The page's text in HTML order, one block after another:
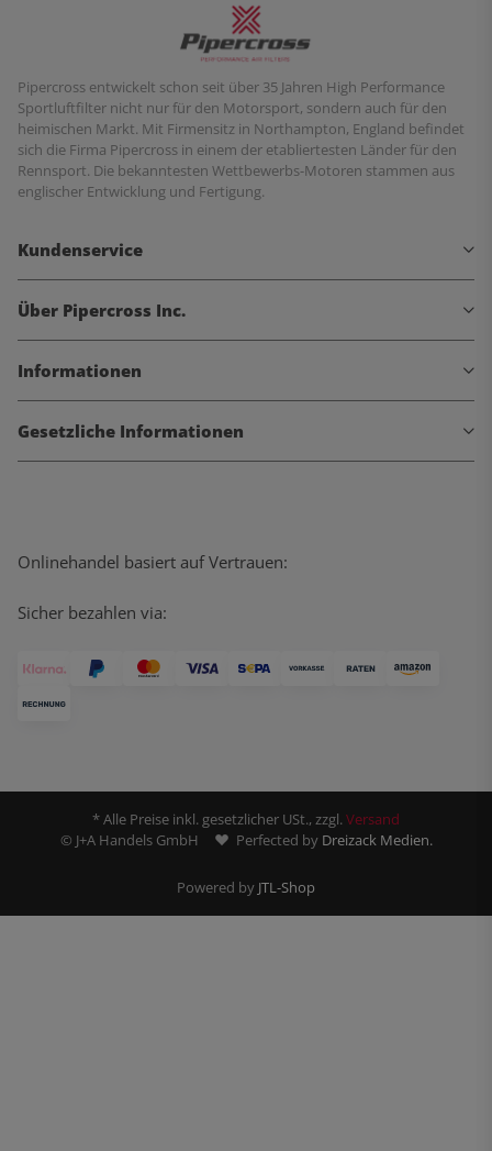
Pipercross entwickelt schon seit über 35 Jahren High Performance
Sportluftfilter nicht nur für den Motorsport, sondern auch für den
heimischen Markt. Mit Firmensitz in Northampton, England befindet
sich die Firma Pipercross in einem der etabliertesten Länder für den
Rennsport. Die bekanntesten Wettbewerbs-Motoren stammen aus
englischer Entwicklung und Fertigung.
Kundenservice
Über Pipercross Inc.
Informationen
Gesetzliche Informationen
Onlinehandel basiert auf Vertrauen:
Sicher bezahlen via:
* Alle Preise inkl. gesetzlicher USt., zzgl.Versand
© J+A Handels GmbH
Perfected by Dreizack Medien.
Powered by JTL-Shop